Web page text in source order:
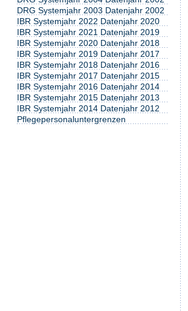
DRG Systemjahr 2003 Datenjahr 2002
IBR Systemjahr 2022 Datenjahr 2020
IBR Systemjahr 2021 Datenjahr 2019
IBR Systemjahr 2020 Datenjahr 2018
IBR Systemjahr 2019 Datenjahr 2017
IBR Systemjahr 2018 Datenjahr 2016
IBR Systemjahr 2017 Datenjahr 2015
IBR Systemjahr 2016 Datenjahr 2014
IBR Systemjahr 2015 Datenjahr 2013
IBR Systemjahr 2014 Datenjahr 2012
Pflegepersonaluntergrenzen